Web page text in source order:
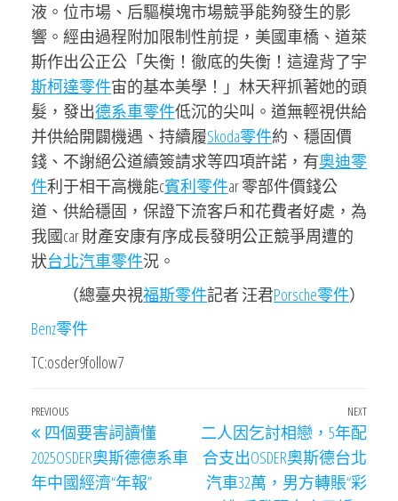
液。位市場、后驅模塊市場競爭能夠發生的影
響。經由過程附加限制性前提，美國車橋、道萊
斯作出公正公「失衡！徹底的失衡！這違背了宇
斯柯達零件宙的基本美學！」林天秤抓著她的頭
髮，發出德系車零件低沉的尖叫。道無輕視供給
并供給開闢機遇、持續履Skoda零件約、穩固價
錢、不謝絕公道續簽請求等四項許諾，有奧迪零
件利于相干高機能c賓利零件ar 零部件價錢公
道、供給穩固，保證下流客戶和花費者好處，為
我國car 財產安康有序成長發明公正競爭周遭的
狀台北汽車零件況。
（總臺央視福斯零件記者 汪君Porsche零件）
Benz零件
TC:osder9follow7
文
章
導
Previous
Post
PREVIOUS
四個要害詞讀懂
2025OSDER奧斯德德系車
年中國經濟“年報”
Next
Post
NEXT
二人因乞討相戀，5年配
合支出OSDER奧斯德台北
汽車32萬，男方轉賬“彩